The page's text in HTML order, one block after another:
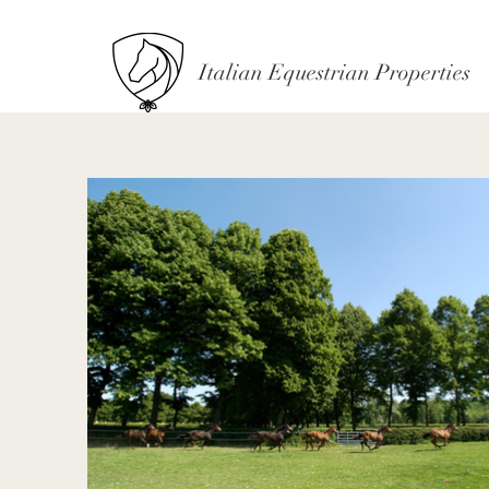
Italian Equestrian Properties